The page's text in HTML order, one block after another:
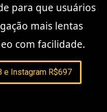
para que usuários
mais lentas
com facilidade.
e Instagram R$697